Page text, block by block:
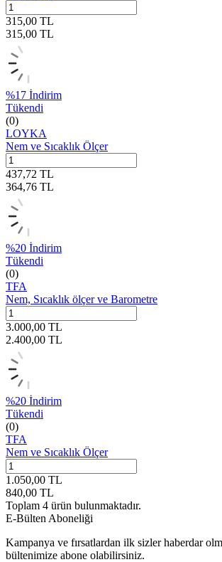
315,00 TL
315,00 TL
%17 İndirim
Tükendi
(0)
LOYKA
Nem ve Sıcaklık Ölçer
437,72 TL
364,76 TL
%20 İndirim
Tükendi
(0)
TFA
Nem, Sıcaklık ölçer ve Barometre
3.000,00 TL
2.400,00 TL
%20 İndirim
Tükendi
(0)
TFA
Nem ve Sıcaklık Ölçer
1.050,00 TL
840,00 TL
Toplam 4 ürün bulunmaktadır.
E-Bülten Aboneliği
Kampanya ve fırsatlardan ilk sizler haberdar
bültenimize abone olabilirsiniz.